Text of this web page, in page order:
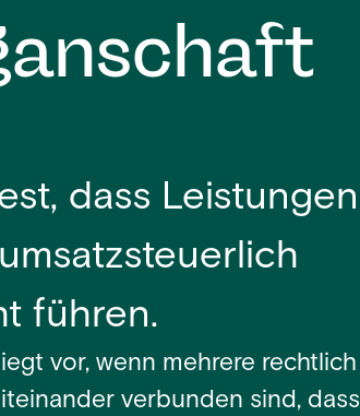
dass Leistungen
führen.
vor, wenn mehrere rechtlich
verbunden sind, dass